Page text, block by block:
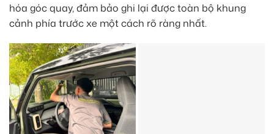
hóa góc quay, đảm bảo ghi lại được toàn bộ khung
cảnh phía trước xe một cách rõ ràng nhất.